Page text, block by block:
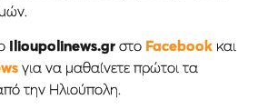
Ilioupolinews.grστο Facebookκαι
για να μαθαίνετε πρώτοι τα
την Ηλιούπολη.